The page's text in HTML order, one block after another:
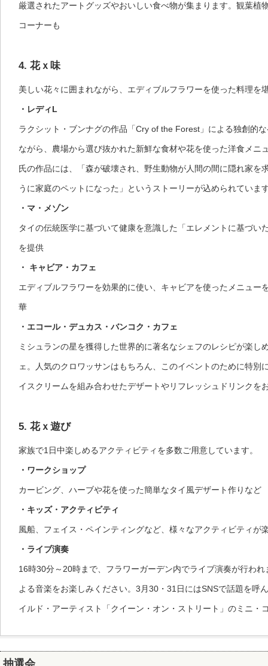
厳選されたアートグッズやおいしい食べ物が集まります。観葉植
コーナーも
4. 花ｘ味
美しい花々に囲まれながら、エディブルフラワーを使った料理を
・レディL
ラクシット・ブンナグの作品「Cry of the Forest」による独創的
ながら、農場から選び抜かれた新鮮な食材や花を使った洋食メニ
氏の作品には、「森が破壊され、野生動物が人間の間に隠れ家を
うに家庭のペットになった」というストーリーが込められていま
・マ・メゾン
タイの伝統医学に基づいて健康を意識した「エレメントに基づい
を提供
・ キャビア・カフェ
エディブルフラワーを効果的に使い、キャビアを使ったメニュー
華
・エコール・デュカス・バンコク・カフェ
ミシュランの星を獲得した世界的に著名なシェフのレシピが楽し
ェ。人気のクロワッサンはもちろん、このイベントのために特別
イスクリームを組み合わせたデザートやリフレッシュドリンクを
5. 花ｘ遊び
家族で1日中楽しめるアクティビティを多数ご用意しています。
・ワークショップ
カービング、ハーブや花を使った簡単なタイ風デザート作りなど
・キッズ・アクティビティ
風船、フェイス・ペインティングなど、様々なアクティビティが
・ライブ演奏
16時30分～20時まで、フラワーガーデン内でライブ演奏が行わ
よる音楽をお楽しみください。3月30・31日にはSNSで話題を呼
イルド・アーティスト「クイーン・オン・ストリート」のミニ・
抽選会